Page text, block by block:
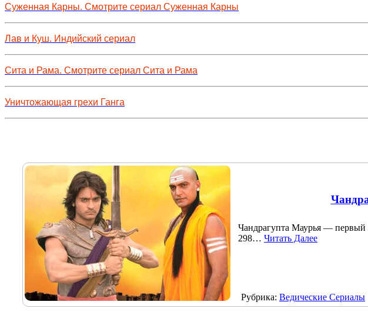
Суженная Карны. Смотрите сериал Суженная Карны
Лав и Куш. Индийский сериал
Сита и Рама. Смотрите сериал Сита и Рама
Уничтожающая грехи Ганга
Чандрагупта Маурья —
298… Читать Далее
Рубрика: Ведические Сериалы